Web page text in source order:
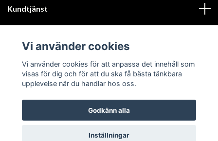
Kundtjänst
Sociala medier
© 2026 GIK Racing AB
Vi använder cookies
Vi använder cookies för att anpassa det innehåll som
visas för dig och för att du ska få bästa tänkbara
upplevelse när du handlar hos oss.
Godkänn alla
Inställningar